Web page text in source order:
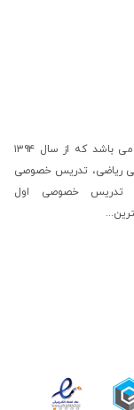
می باشد که از سال ۱۳۹۴
ریاضی، تدریس خصوصی
تدریس خصوصی اول